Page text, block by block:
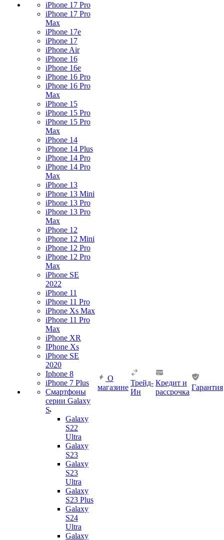
iPhone 17 Pro
iPhone 17 Pro
Max
iPhone 17e
iPhone 17
iPhone Air
iPhone 16
iPhone 16e
iPhone 16 Pro
iPhone 16 Pro
Max
iPhone 15
iPhone 15 Pro
iPhone 15 Pro
Max
iPhone 14
iPhone 14 Plus
iPhone 14 Pro
iPhone 14 Pro
Max
iPhone 13
iPhone 13 Mini
iPhone 13 Pro
iPhone 13 Pro
Max
iPhone 12
iPhone 12 Mini
iPhone 12 Pro
iPhone 12 Pro
Max
iPhone SE
2022
iPhone 11
iPhone 11 Pro
iPhone Xs Max
iPhone 11 Pro
Max
iPhone XR
IPhone Xs
iPhone SE
2020
Iphone 8
iPhone 7 Plus
Смартфоны
серии Galaxy
S
Galaxy
S22
Ultra
Galaxy
S23
Galaxy
S23
Ultra
Galaxy
S23 Plus
Galaxy
S24
Ultra
Galaxy
О
магазине
Трейд-
Ин
Кредит и
рассрочка
Гарантия